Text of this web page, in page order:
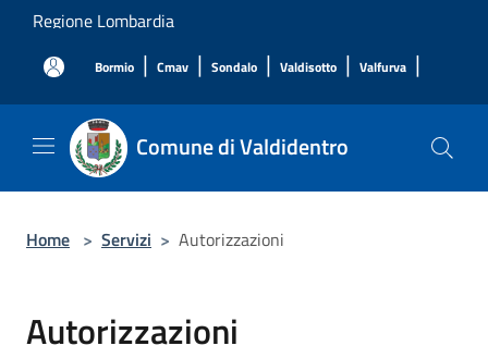
Salta al contenuto principale
Regione Lombardia
Bormio | Cmav | Sondalo | Valdisotto | Valfurva |
Comune di Valdidentro
Home > Servizi > Autorizzazioni
Autorizzazioni